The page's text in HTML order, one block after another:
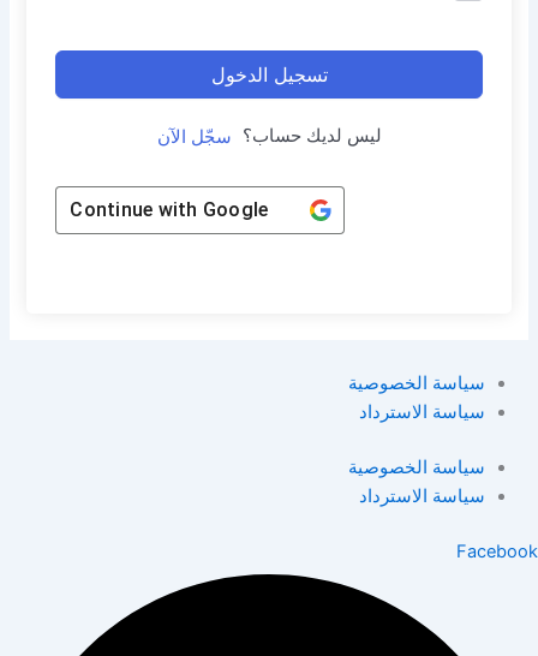
تسجيل الدخول
ليس لديك حساب؟ سجّل الآن
Continue with Google
سياسة الخصوصية
سياسة الاسترداد
سياسة الخصوصية
سياسة الاسترداد
Facebook